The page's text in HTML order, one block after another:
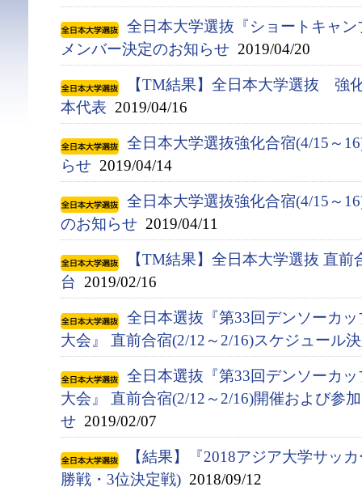
全日本大学選抜『ショートキャ
メンバー決定のお知らせ 2019/04/20
【TM結果】全日本大学選抜 強
本代表 2019/04/16
全日本大学選抜強化合宿(4/15～
らせ 2019/04/14
全日本大学選抜強化合宿(4/15～
のお知らせ 2019/04/11
【TM結果】全日本大学選抜 直
台 2019/02/16
全日本選抜『第33回デンソーカ
大会』 直前合宿(2/12～2/16)スケジュール
全日本選抜『第33回デンソーカ
大会』 直前合宿(2/12～2/16)開催および参
せ 2019/02/07
【結果】『2018アジア大学サッ
勝戦・3位決定戦) 2018/09/12